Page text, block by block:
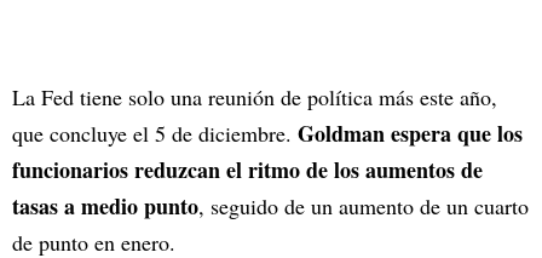
La Fed tiene solo una reunión de política más este año,
que concluye el 5 de diciembre. Goldman espera que los
funcionarios reduzcan el ritmo de los aumentos de
tasas a medio punto, seguido de un aumento de un cuarto
de punto en enero.